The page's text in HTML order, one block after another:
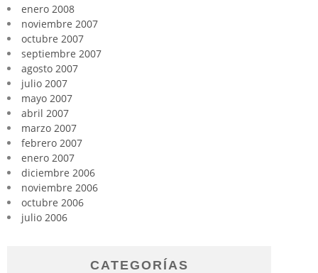
enero 2008
noviembre 2007
octubre 2007
septiembre 2007
agosto 2007
julio 2007
mayo 2007
abril 2007
marzo 2007
febrero 2007
enero 2007
diciembre 2006
noviembre 2006
octubre 2006
julio 2006
CATEGORÍAS